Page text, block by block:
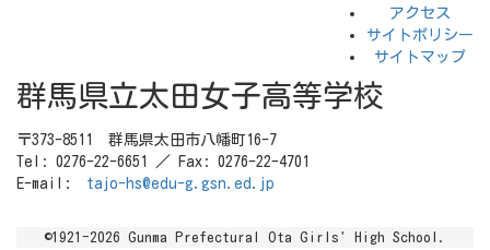
アクセス
サイトポリシー
サイトマップ
群馬県立太田女子高等学校
〒373-8511 群馬県太田市八幡町16-7
Tel: 0276-22-6651 ／ Fax: 0276-22-4701
E-mail: tajo-hs@edu-g.gsn.ed.jp
©1921-2026 Gunma Prefectural Ota Girls' High School.